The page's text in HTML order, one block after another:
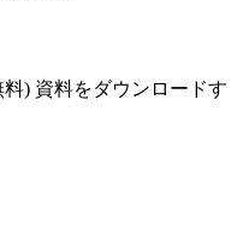
料) 資料をダウンロードす